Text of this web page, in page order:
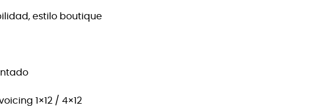
estilo boutique
1×12 / 4×12